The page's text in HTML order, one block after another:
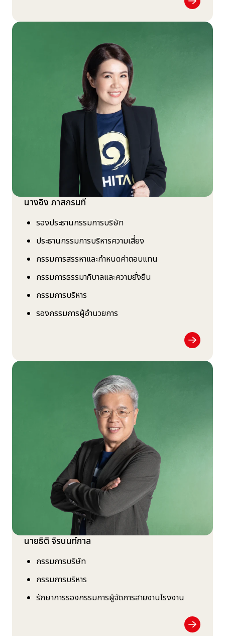
นางอิง ภาสกรนที
รองประธานกรรมการบริษัท
ประธานกรรมการบริหารความเสี่ยง
กรรมการสรรหาและกำหนดค่าตอบแทน
กรรมการธรรมาภิบาลและความยั่งยืน
กรรมการบริหาร
รองกรรมการผู้อำนวยการ
นายธิติ จิรนนท์กาล
กรรมการบริษัท
กรรมการบริหาร
รักษาการรองกรรมการผู้จัดการสายงานโรงงาน